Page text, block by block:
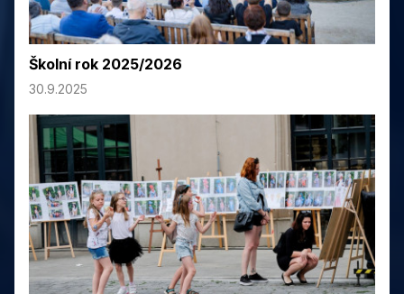
Školní rok 2025/2026
30.9.2025